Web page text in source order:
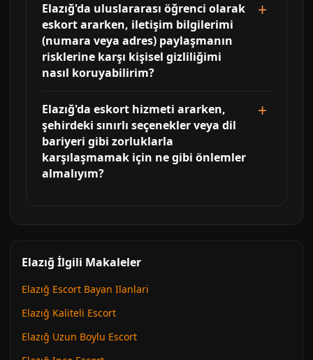
Elazığ'da uluslararası öğrenci olarak
eskort ararken, iletişim bilgilerimi
(numara veya adres) paylaşmanın
risklerine karşı kişisel gizliliğimi
nasıl koruyabilirim?
Elazığ'da eskort hizmeti ararken,
şehirdeki sınırlı seçenekler veya dil
bariyeri gibi zorluklarla
karşılaşmamak için ne gibi önlemler
almalıyım?
Elazığ İlgili Makaleler
Elazığ Escort Bayan Ilanlari
Elazığ Kaliteli Escort
Elazığ Uzun Boylu Escort